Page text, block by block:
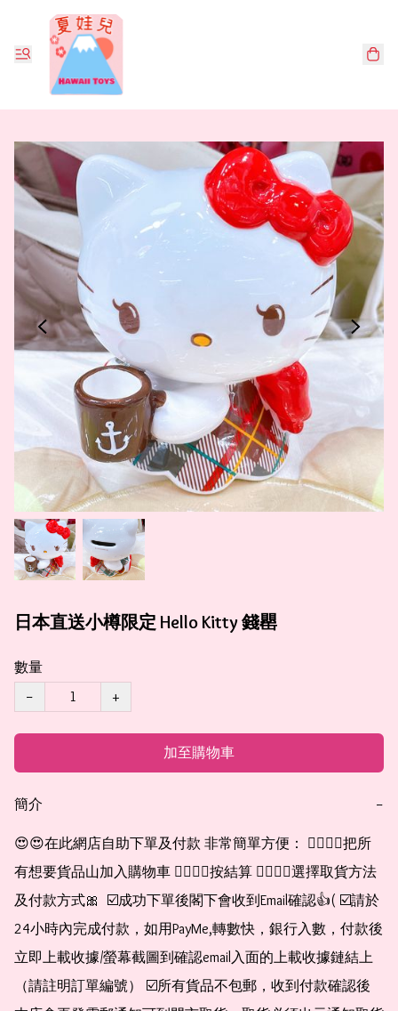
日本直送小樽限定 Hello Kitty 錢罌
數量
−
+
加至購物車
簡介 −
😍😍在此網店自助下單及付款 非常簡單方便： 👉🏻👉🏻把所
有想要貨品山加入購物車 👉🏻👉🏻按結算 👉🏻👉🏻選擇取貨方法
及付款方式🎀  ☑️成功下單後閣下會收到Email確認👍( ☑️請於
24小時內完成付款，如用PayMe,轉數快，銀行入數，付款後
立即上載收據/螢幕截圖到確認email入面的上載收據鏈結上
（請註明訂單編號） ☑️所有貨品不包郵，收到付款確認後